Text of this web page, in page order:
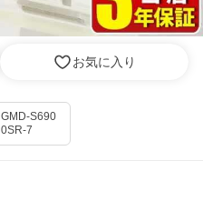
お気に入り
GMD-S690
0SR-7